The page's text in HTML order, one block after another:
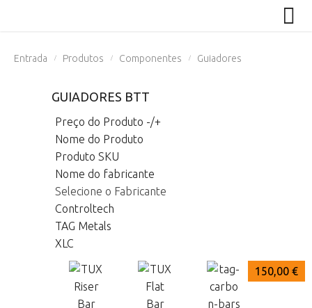
Entrada / Produtos / Componentes / Guiadores
GUIADORES BTT
Preço do Produto -/+
Nome do Produto
Produto SKU
Nome do fabricante
Selecione o Fabricante
Controltech
TAG Metals
XLC
139,99 €
139,99 €
150,00 €